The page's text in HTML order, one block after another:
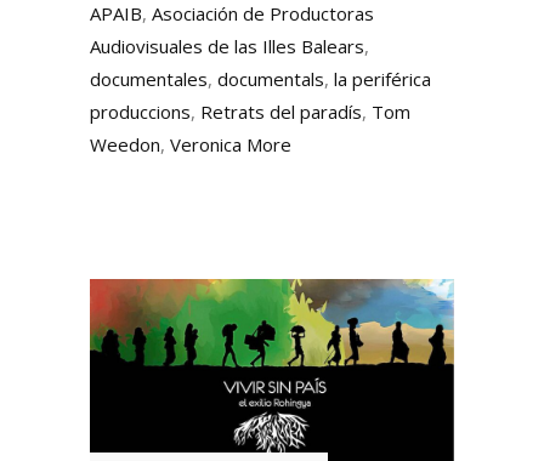
APAIB, Asociación de Productoras
Audiovisuales de las Illes Balears,
documentales, documentals, la periférica
produccions, Retrats del paradís, Tom
Weedon, Veronica More